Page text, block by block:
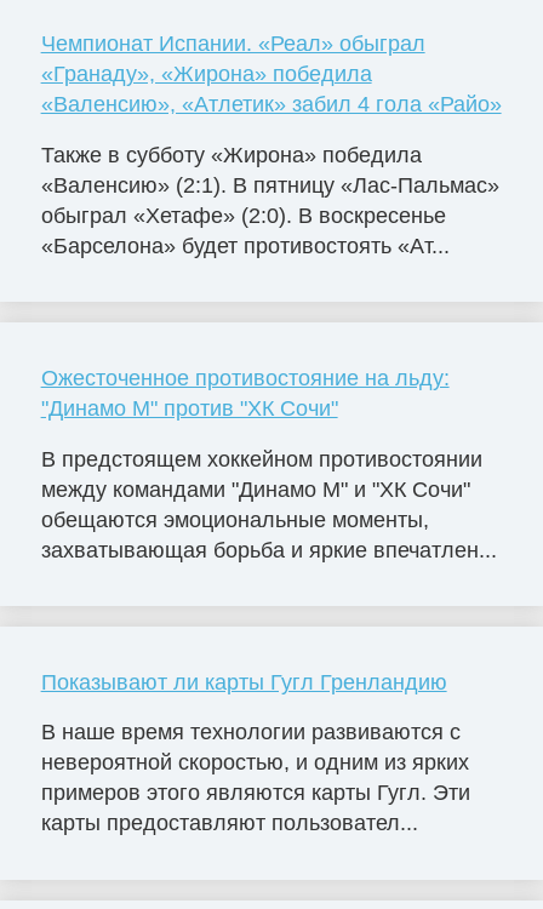
Чемпионат Испании. «Реал» обыграл
«Гранаду», «Жирона» победила
«Валенсию», «Атлетик» забил 4 гола «Райо»
Также в субботу «Жирона» победила
«Валенсию» (2:1). В пятницу «Лас-Пальмас»
обыграл «Хетафе» (2:0). В воскресенье
«Барселона» будет противостоять «Ат...
Ожесточенное противостояние на льду:
"Динамо М" против "ХК Сочи"
В предстоящем хоккейном противостоянии
между командами "Динамо М" и "ХК Сочи"
обещаются эмоциональные моменты,
захватывающая борьба и яркие впечатлен...
Показывают ли карты Гугл Гренландию
В наше время технологии развиваются с
невероятной скоростью, и одним из ярких
примеров этого являются карты Гугл. Эти
карты предоставляют пользовател...